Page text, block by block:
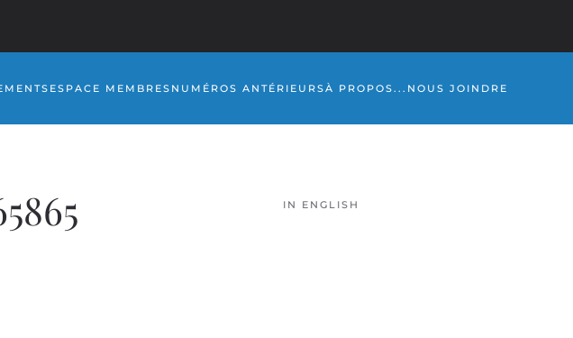
ESPACE MEMBRES NUMÉROS ANTÉRIEURSÀ PROPOS... NOUS JOINDRE
IN ENGLISH